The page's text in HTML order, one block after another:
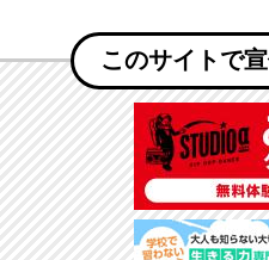
このサイトで